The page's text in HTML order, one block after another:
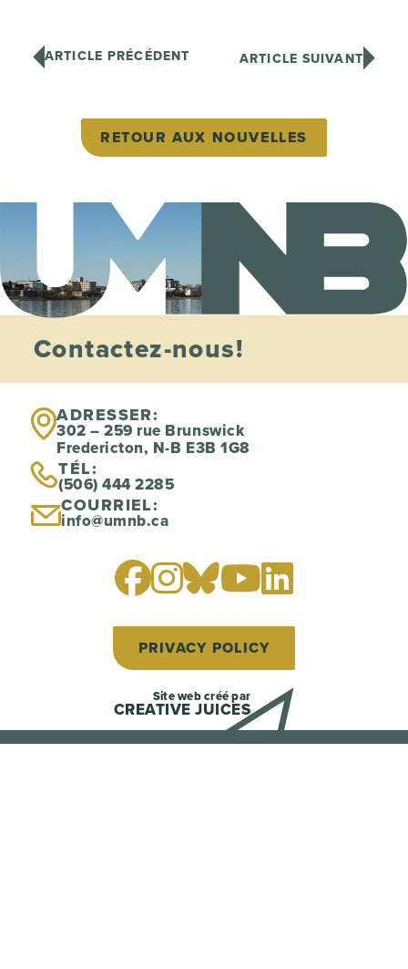
ARTICLE PRÉCÉDENT ARTICLE SUIVANT
RETOUR AUX NOUVELLES
Contactez-nous!
ADRESSER:
302 – 259 rue Brunswick
Fredericton, N-B E3B 1G8
TÉL:
(506) 444 2285
COURRIEL:
info@umnb.ca
PRIVACY POLICY
Site web créé par
CREATIVE JUICES